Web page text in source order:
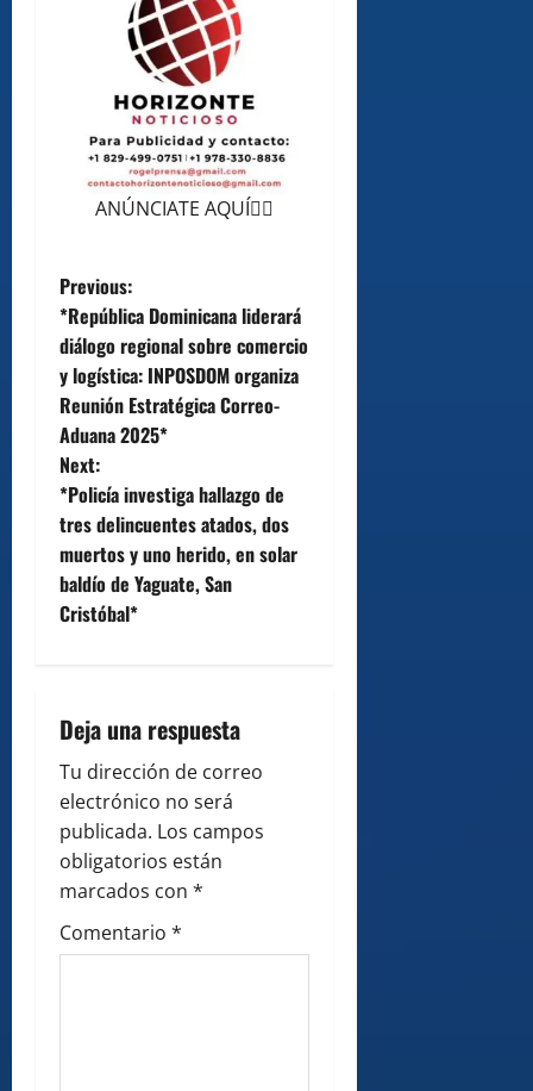
ANÚNCIATE AQUÍ👆🏻
P
o
s
t
n
a
v
a
t
i
o
n
Previous:
*República Dominicana liderará
diálogo regional sobre comercio
y logística: INPOSDOM organiza
Reunión Estratégica Correo-
Aduana 2025*
Next:
*Policía investiga hallazgo de
tres delincuentes atados, dos
muertos y uno herido, en solar
baldío de Yaguate, San
Cristóbal*
Deja una respuesta
Tu dirección de correo
electrónico no será
publicada. Los campos
obligatorios están
marcados con *
Comentario *